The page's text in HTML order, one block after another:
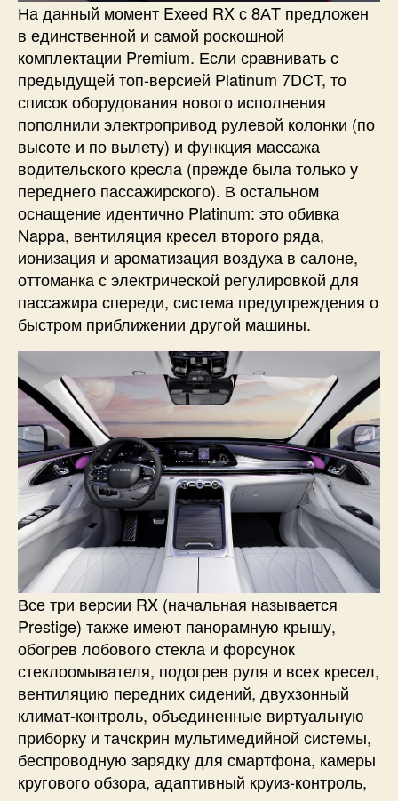
На данный момент Exeed RX с 8АT предложен
в единственной и самой роскошной
комплектации Premium. Если сравнивать с
предыдущей топ-версией Platinum 7DCT, то
список оборудования нового исполнения
пополнили электропривод рулевой колонки (по
высоте и по вылету) и функция массажа
водительского кресла (прежде была только у
переднего пассажирского). В остальном
оснащение идентично Platinum: это обивка
Nappa, вентиляция кресел второго ряда,
ионизация и ароматизация воздуха в салоне,
оттоманка с электрической регулировкой для
пассажира спереди, система предупреждения о
быстром приближении другой машины.
Все три версии RX (начальная называется
Prestige) также имеют панорамную крышу,
обогрев лобового стекла и форсунок
стеклоомывателя, подогрев руля и всех кресел,
вентиляцию передних сидений, двухзонный
климат-контроль, объединенные виртуальную
приборку и тачскрин мультимедийной системы,
беспроводную зарядку для смартфона, камеры
кругового обзора, адаптивный круиз-контроль,